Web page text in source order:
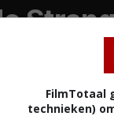
FilmTotaal
technieken)